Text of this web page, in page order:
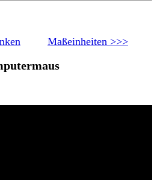
Maßeinheiten >>>